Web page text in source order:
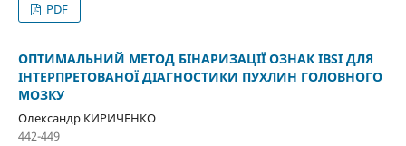
PDF
ОПТИМАЛЬНИЙ МЕТОД БІНАРИЗАЦІЇ ОЗНАК IBSI ДЛЯ
ІНТЕРПРЕТОВАНОЇ ДІАГНОСТИКИ ПУХЛИН ГОЛОВНОГО
МОЗКУ
Олександр КИРИЧЕНКО
442-449